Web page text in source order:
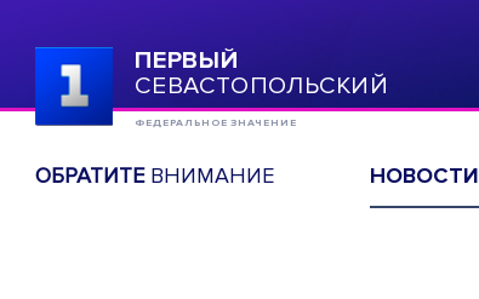
ПЕРВЫЙ
СЕВАСТОПОЛЬСКИЙ
ФЕДЕРАЛЬНОЕ ЗНАЧЕНИЕ
ОБРАТИТЕВНИМАНИЕ НОВОСТИ